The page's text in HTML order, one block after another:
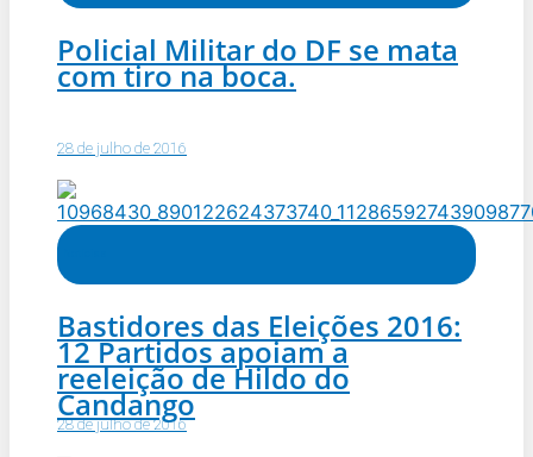
Policial Militar do DF se mata
com tiro na boca.
28 de julho de 2016
Bastidores das Eleições 2016:
12 Partidos apoiam a
reeleição de Hildo do
Candango
28 de julho de 2016